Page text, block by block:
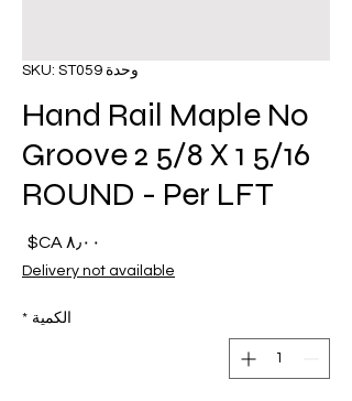
وحدة SKU: ST059
Hand Rail Maple No
Groove 2 5/8 X 1 5/16
ROUND - Per LFT
Delivery not available
الكمية *